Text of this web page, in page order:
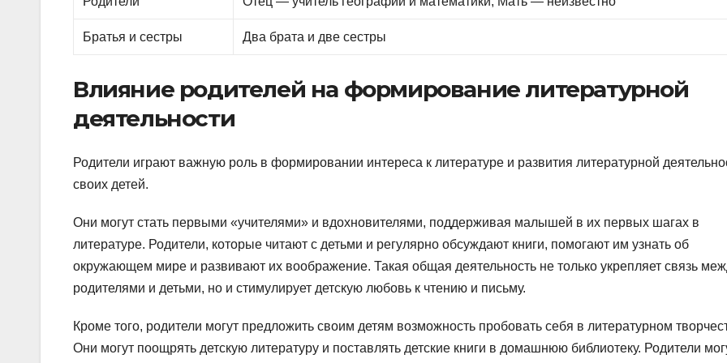
Братья и сестры Два брата и две сестры
Влияние родителей на формирование литературной
деятельности
Родители играют важную роль в формировании интереса к литературе и развития литературной
своих детей.
Они могут стать первыми «учителями» и вдохновителями, поддерживая малышей в их первых шагах в
литературе. Родители, которые читают с детьми и регулярно обсуждают книги, помогают им узнать об
окружающем мире и развивают их воображение. Такая общая деятельность не только укрепляет связь
родителями и детьми, но и стимулирует детскую любовь к чтению и письму.
Кроме того, родители могут предложить своим детям возможность пробовать себя в литературном
Они могут поощрять детскую литературу и поставлять детские книги в домашнюю библиотеку. Родители